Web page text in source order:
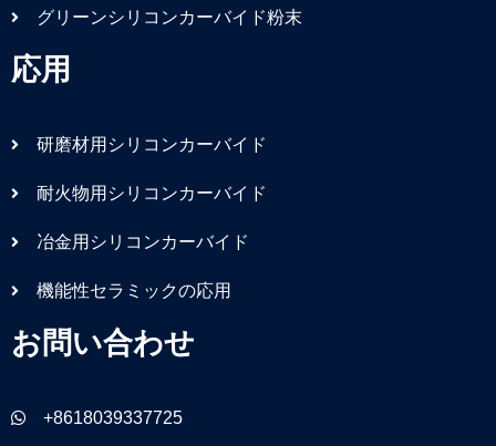
グリーンシリコンカーバイド粉末
応用
研磨材用シリコンカーバイド
耐火物用シリコンカーバイド
冶金用シリコンカーバイド
機能性セラミックの応用
お問い合わせ
+8618039337725